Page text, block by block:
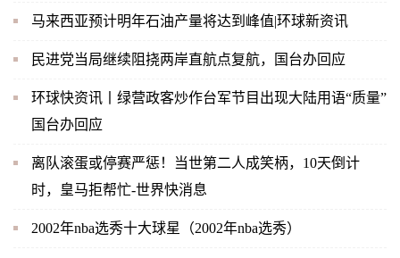
马来西亚预计明年石油产量将达到峰值|环球新资讯
民进党当局继续阻挠两岸直航点复航，国台办回应
环球快资讯丨绿营政客炒作台军节目出现大陆用语“质量”
国台办回应
离队滚蛋或停赛严惩！当世第二人成笑柄，10天倒计
时，皇马拒帮忙-世界快消息
2002年nba选秀十大球星（2002年nba选秀）